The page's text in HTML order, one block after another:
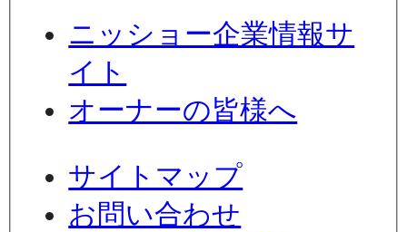
ニッショー企業情報サ
イト
オーナーの皆様へ
サイトマップ
お問い合わせ